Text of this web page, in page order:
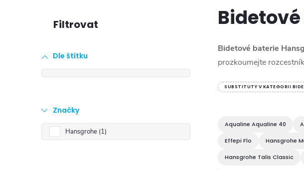
s
r
a
Dle štítku
Značky
Hansgrohe 1
Bidetové baterie
prozkoumejte
SUBSTITUTY V KATEGORII
Aqualine Aqualine 40
Effepi Flo Hansgrohe
Hansgrohe Talis Classic